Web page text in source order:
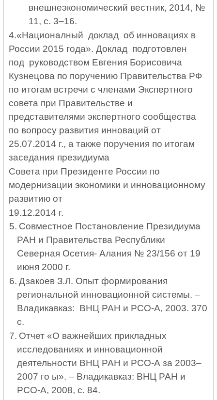
внешнеэкономический вестник, 2014, №
11, с. 3–16.
4.«Националный доклад об инновациях в
России 2015 года». Доклад подготовлен
под руководством Евгения Борисовича
Кузнецова по поручению Правительства РФ
по итогам встречи с членами Экспертного
совета при Правительстве и
представителями экспертного сообщества
по вопросу развития инноваций от
25.07.2014 г., а также поручения по итогам
заседания президиума
Совета при Президенте России по
модернизации экономики и инновационному
развитию от
19.12.2014 г.
5. Совместное Постановление Президиума
РАН и Правительства Республики
Северная Осетия- Алания № 23/156 от 19
июня 2000 г.
6. Дзакоев З.Л. Опыт формирования
региональной инновационной системы. –
Владикавказ: ВНЦ РАН и РСО-А, 2003. 370
с.
7. Отчет «О важнейших прикладных
исследованиях и инновационной
деятельности ВНЦ РАН и РСО-А за 2003–
2007 го ы». – Владикавказ: ВНЦ РАН и
РСО-А, 2008, с. 84.